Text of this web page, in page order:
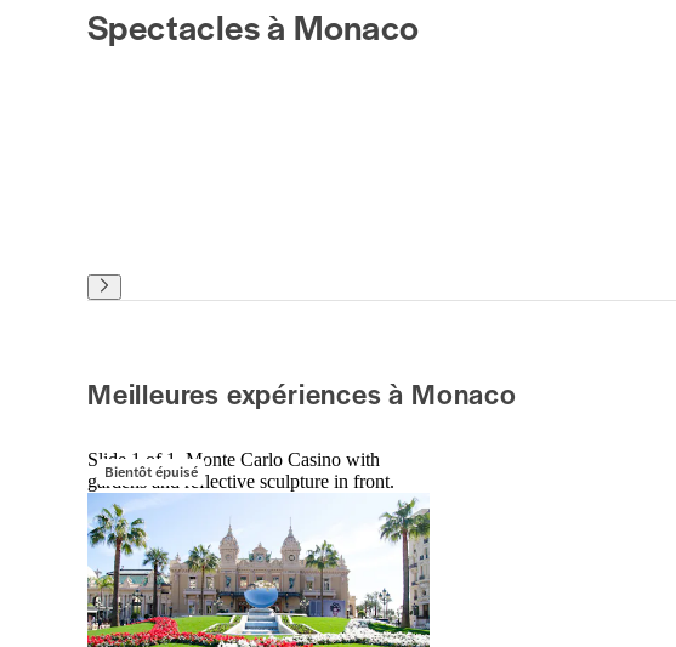
Spectacles à Monaco
Meilleures expériences à Monaco
Bientôt épuisé
Slide 1 of 1, Monte Carlo Casino with
gardens and reflective sculpture in front.